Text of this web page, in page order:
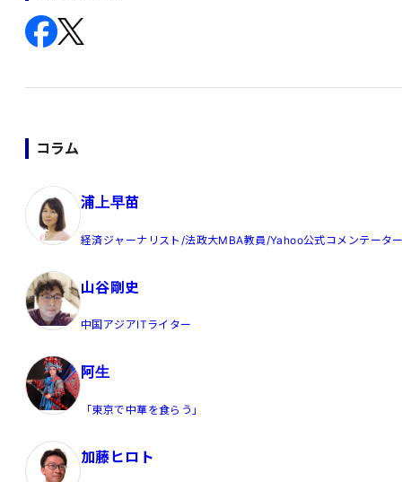
コラム
浦上早苗
経済ジャーナリスト/法政大MBA教員/Yahoo公式コメンテータ
山谷剛史
中国アジアITライター
阿生
「東京で中華を食らう」
加藤ヒロト